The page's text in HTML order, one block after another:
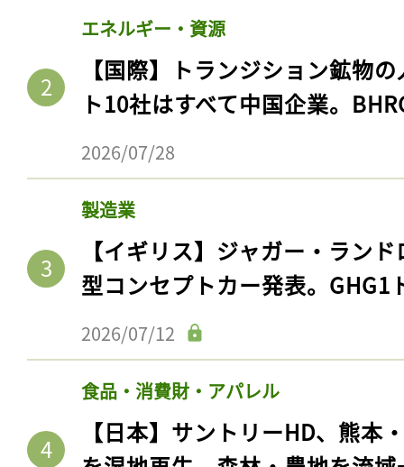
エネルギー・資源
【国際】トランジション鉱物
ト10社はすべて中国企業。
2026/07/28
製造業
【イギリス】ジャガー・ラン
型コンセプトカー発表。GHG1
2026/07/12
食品・消費財・アパレル
【日本】サントリーHD、熊本